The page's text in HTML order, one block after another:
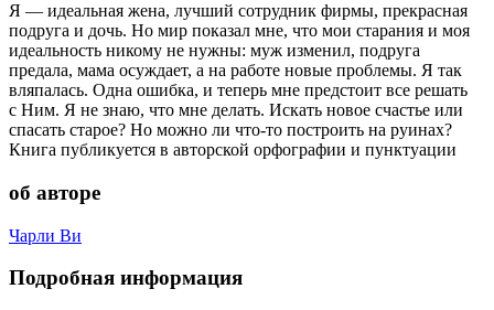
Я — идеальная жена, лучший сотрудник фирмы, прекрасная
подруга и дочь. Но мир показал мне, что мои старания и моя
идеальность никому не нужны: муж изменил, подруга
предала, мама осуждает, а на работе новые проблемы. Я так
вляпалась. Одна ошибка, и теперь мне предстоит все решать
с Ним. Я не знаю, что мне делать. Искать новое счастье или
спасать старое? Но можно ли что-то построить на руинах?
Книга публикуется в авторской орфографии и пунктуации
об авторе
Чарли Ви
Подробная информация